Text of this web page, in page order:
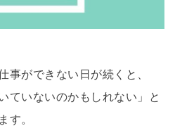
事ができない日が続くと、
ていないのかもしれない」と
す。